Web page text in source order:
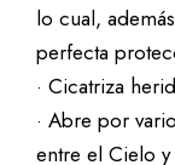
lo cual,
perfecta
· Cicatriza
· Abre por
entre el Cielo